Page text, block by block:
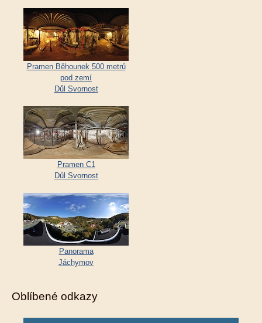
Pramen Běhounek 500 metrů
pod zemí
Důl Svornost
Pramen C1
Důl Svornost
Panorama
Jáchymov
Oblíbené odkazy